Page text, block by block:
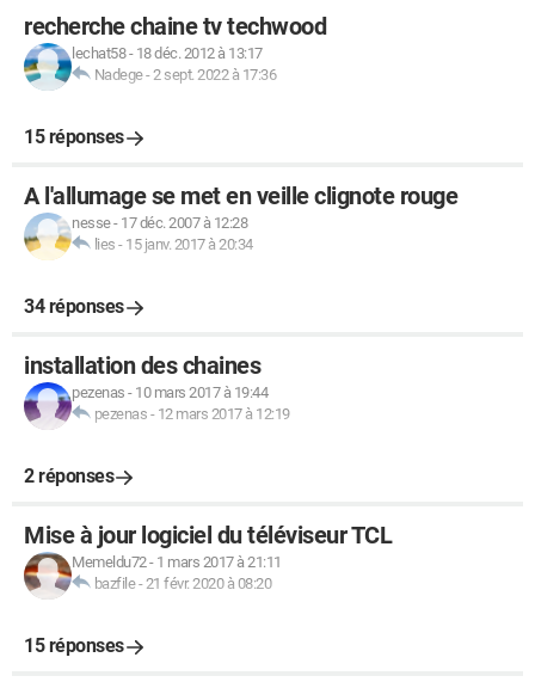
recherche chaine tv techwood
lechat58- 18 déc. 2012 à 13:17
Nadege-2 sept. 2022 à 17:36
15 réponses
A l'allumage se met en veille clignote rouge
nesse- 17 déc. 2007 à 12:28
lies - 15 janv. 2017 à 20:34
34 réponses
installation des chaines
pezenas - 10 mars 2017 à 19:44
pezenas - 12 mars 2017 à 12:19
2 réponses
Mise à jour logiciel du téléviseur TCL
Memeldu72- 1 mars 2017 à 21:11
bazfile-21 févr. 2020 à 08:20
15 réponses